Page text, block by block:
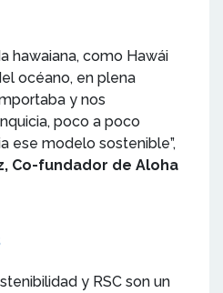
hawaiana, como Hawái
océano, en plena
y nos
poco a poco
ese modelo sostenible”,
Co-fundador de Aloha
y RSC son un